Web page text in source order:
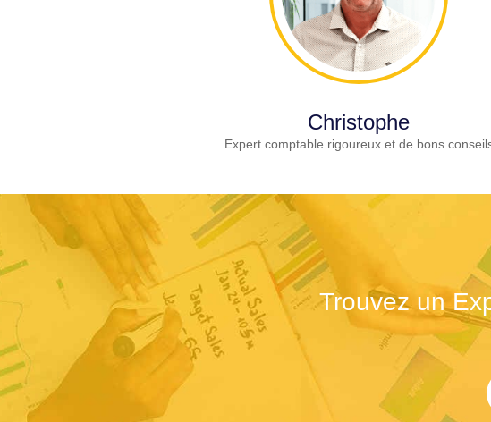
Christophe
Expert comptable rigoureux et de bons
Trouvez un